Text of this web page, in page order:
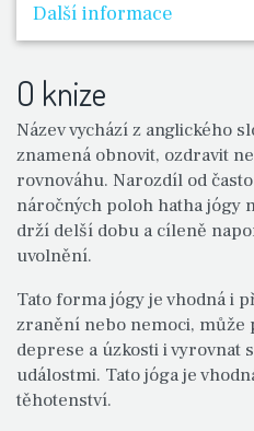
Další informace
O knize
Název vychází z anglického
znamená obnovit, ozdravit
rovnováhu. Narozdíl od
náročných poloh hatha jógy
drží delší dobu a cíleně
uvolnění.
Tato forma jógy je vhodná i
zranění nebo nemoci, může
deprese a úzkosti i vyrovnat
událostmi. Tato jóga je
těhotenství.